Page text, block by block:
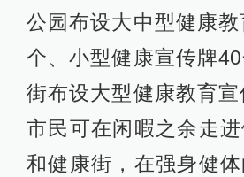
公园布设大中型健康
个、小型健康宣传牌
街布设大型健康教育宣
市民可在闲暇之余走
和健康街，在强身健